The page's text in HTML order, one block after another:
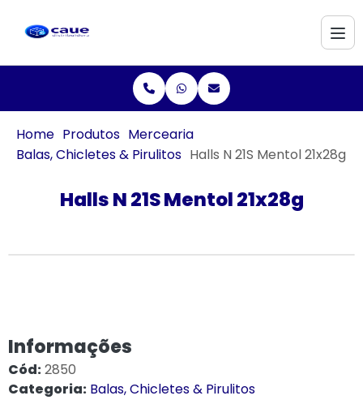
Home Produtos Mercearia
Balas, Chicletes & Pirulitos Halls N 21S Mentol 21x28g
Halls N 21S Mentol 21x28g
Informações
Cód:2850
Categoria: Balas, Chicletes & Pirulitos